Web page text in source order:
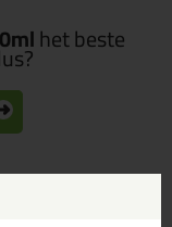
het beste